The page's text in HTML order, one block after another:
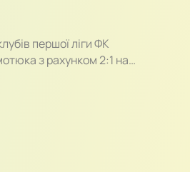
першої ліги ФК
з рахунком 2:1 на
більше перебували з
Надійно зігравши